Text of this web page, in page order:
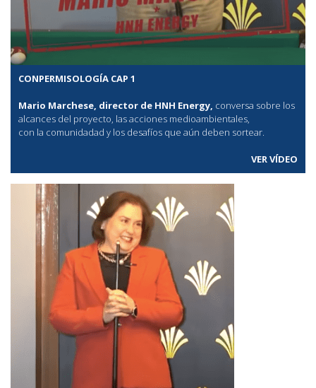
CONPERMISOLOGÍA CAP 1
Mario Marchese, director de HNH Energy, conversa sobre los
alcances del proyecto, las acciones medioambientales,
con la comunidadad y los desafíos que aún deben sortear.
VER VÍDEO